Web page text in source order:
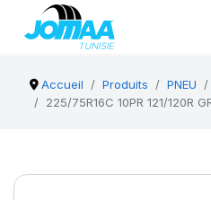
Accueil Produits PNEU
225/75R16C 10PR 121/120R